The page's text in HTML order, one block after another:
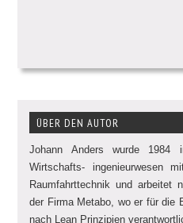
ÜBER DEN AUTOR
Johann Anders wurde 1984
Wirtschafts- ingenieurwesen
Raumfahrttechnik und arbeitet
der Firma Metabo, wo er für die
nach Lean Prinzipien